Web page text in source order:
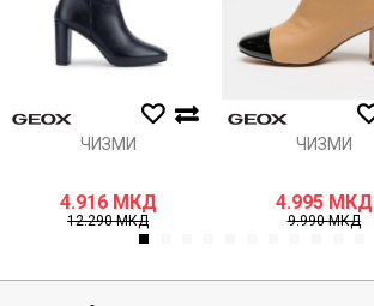
ЧИЗМИ
4.916 МКД
12.290МКД
ЧИЗМИ
4.995 МКД
9.990МКД
1